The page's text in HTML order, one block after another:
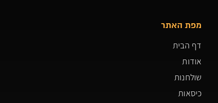
מפת האתר
דף הבית
אודות
שולחנות
כיסאות